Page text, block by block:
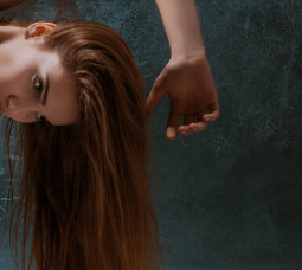
AI Eğitim Verileri